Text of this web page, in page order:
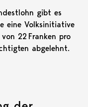
gibt es
eine Volksinitiative
22 Franken pro
abgelehnt.